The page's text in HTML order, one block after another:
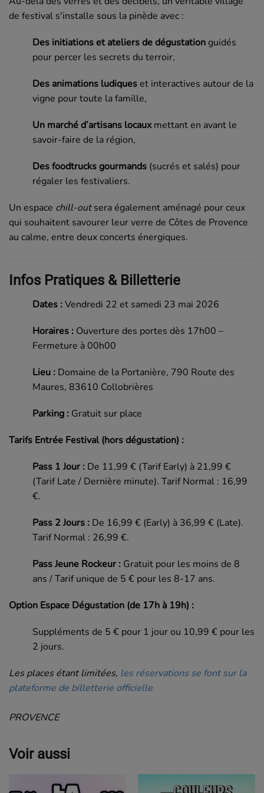
de festival s'installe sous la pinède avec :
Des initiations et ateliers de dégustationguidés
pour percer les secrets du terroir,
Des animations ludiqueset interactives autour de la
vigne pour toute la famille,
Un marché d’artisans locauxmettant en avant le
savoir-faire de la région,
Des foodtrucks gourmands (sucrés et salés) pour
régaler les festivaliers.
Un espace chill-outsera également aménagé pour ceux
qui souhaitent savourer leur verre de Côtes de Provence
au calme, entre deux concerts énergiques.
Infos Pratiques & Billetterie
Dates :Vendredi 22 et samedi 23 mai 2026
Horaires : Ouverture des portes dès 17h00 –
Fermeture à 00h00
Lieu : Domaine de la Portanière, 790 Route des
Maures, 83610 Collobrières
Parking : Gratuit sur place
Tarifs Entrée Festival (hors dégustation) :
Pass 1 Jour : De 11,99 € (Tarif Early) à 21,99 €
(Tarif Late / Dernière minute). Tarif Normal : 16,99
€.
Pass 2 Jours : De 16,99 € (Early) à 36,99 € (Late).
Tarif Normal : 26,99 €.
Pass Jeune Rockeur : Gratuit pour les moins de 8
ans / Tarif unique de 5 € pour les 8-17 ans.
Option Espace Dégustation (de 17h à 19h) :
Suppléments de 5 € pour 1 jour ou 10,99 € pour les
2 jours.
Les places étant limitées, les réservations se font sur la
plateforme de billetterie officielle.
PROVENCE
Voir aussi